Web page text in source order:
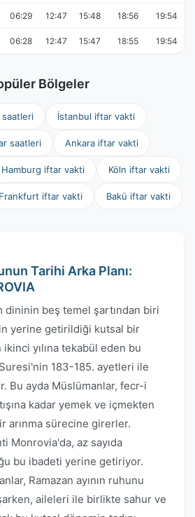
06:29 12:47 15:48 18:56 19:54
06:28 12:47 15:47 18:55 19:54
Bölgeler
İstanbul iftar vakti
saatleri Ankara iftar vakti
Hamburg iftar vakti Köln iftar vakti
Frankfurt iftar vakti Bakü iftar vakti
Tarihi Arka Planı:
dininin beş temel şartından biri
yerine getirildiği kutsal bir
yılına tekabül eden bu
183-185. ayetleri ile
Bu ayda Müslümanlar, fecr-i
kadar yemek ve içmekten
arınma sürecine girerler.
Monrovia'da, az sayıda
bu ibadeti yerine getiriyor.
Ramazan ayının ruhunu
aileleri ile birlikte sahur ve